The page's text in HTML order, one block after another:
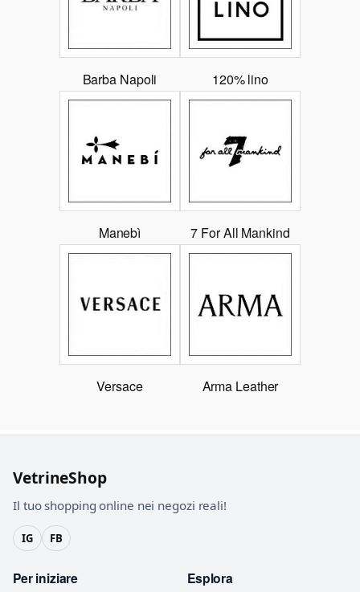
Barba Napoli 120% lino
Manebì 7 For All Mankind
Versace Arma Leather
VetrineShop
Il tuo shopping online nei negozi reali!
IG FB
Per iniziare Esplora